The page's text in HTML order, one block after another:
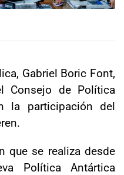
Gabriel Boric Font,
Consejo de Política
la participación del
que se realiza desde
Política Antártica